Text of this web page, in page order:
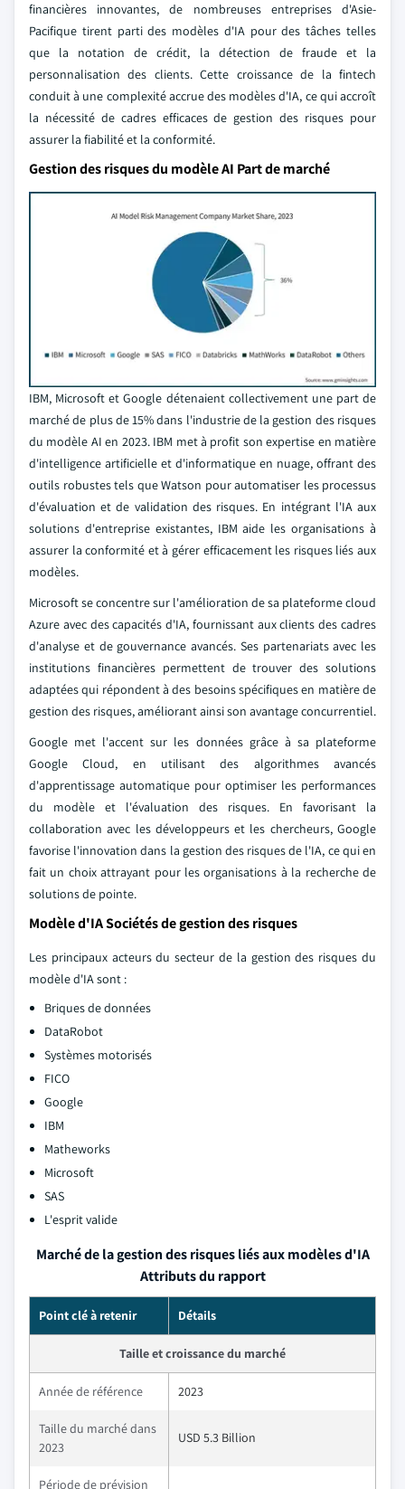
financières innovantes, de nombreuses entreprises d'Asie-
Pacifique tirent parti des modèles d'IA pour des tâches telles
que la notation de crédit, la détection de fraude et la
personnalisation des clients. Cette croissance de la fintech
conduit à une complexité accrue des modèles d'IA, ce qui accroît
la nécessité de cadres efficaces de gestion des risques pour
assurer la fiabilité et la conformité.
Gestion des risques du modèle AI Part de marché
IBM, Microsoft et Google détenaient collectivement une part de
marché de plus de 15% dans l'industrie de la gestion des risques
du modèle AI en 2023. IBM met à profit son expertise en matière
d'intelligence artificielle et d'informatique en nuage, offrant des
outils robustes tels que Watson pour automatiser les processus
d'évaluation et de validation des risques. En intégrant l'IA aux
solutions d'entreprise existantes, IBM aide les organisations à
assurer la conformité et à gérer efficacement les risques liés aux
modèles.
Microsoft se concentre sur l'amélioration de sa plateforme cloud
Azure avec des capacités d'IA, fournissant aux clients des cadres
d'analyse et de gouvernance avancés. Ses partenariats avec les
institutions financières permettent de trouver des solutions
adaptées qui répondent à des besoins spécifiques en matière de
gestion des risques, améliorant ainsi son avantage concurrentiel.
Google met l'accent sur les données grâce à sa plateforme
Google Cloud, en utilisant des algorithmes avancés
d'apprentissage automatique pour optimiser les performances
du modèle et l'évaluation des risques. En favorisant la
collaboration avec les développeurs et les chercheurs, Google
favorise l'innovation dans la gestion des risques de l'IA, ce qui en
fait un choix attrayant pour les organisations à la recherche de
solutions de pointe.
Modèle d'IA Sociétés de gestion des risques
Les principaux acteurs du secteur de la gestion des risques du
modèle d'IA sont :
Briques de données
DataRobot
Systèmes motorisés
FICO
Google
IBM
Matheworks
Microsoft
SAS
L'esprit valide
Marché de la gestion des risques liés aux modèles d'IA
Attributs du rapport
Point clé à retenir Détails
Taille et croissance du marché
Année de référence 2023
Taille du marché dans
2023
USD 5.3 Billion
Période de prévision